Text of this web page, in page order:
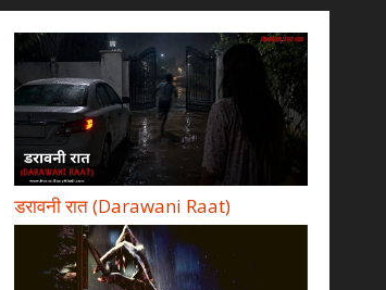
डरावनी रात (Darawani Raat)